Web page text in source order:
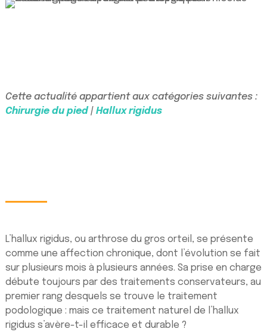
Cette actualité appartient aux catégories suivantes :
Chirurgie du pied| Hallux rigidus
L’hallux rigidus, ou arthrose du gros orteil, se présente
comme une affection chronique, dont l’évolution se fait
sur plusieurs mois à plusieurs années. Sa prise en charge
débute toujours par des traitements conservateurs, au
premier rang desquels se trouve le traitement
podologique : mais ce traitement naturel de l’hallux
rigidus s’avère-t-il efficace et durable ?